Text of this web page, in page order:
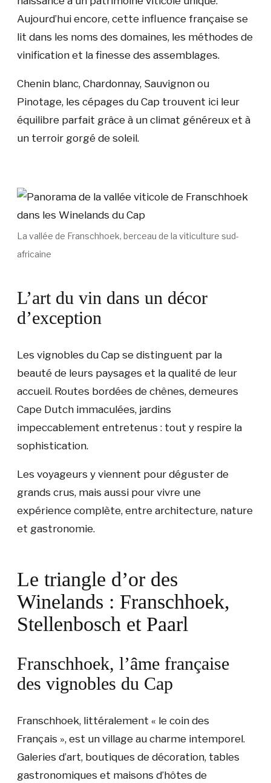
Aujourd’hui encore, cette influence française se
lit dans les noms des domaines, les méthodes de
vinification et la finesse des assemblages.
Chenin blanc, Chardonnay, Sauvignon ou
Pinotage, les cépages du Cap trouvent ici leur
équilibre parfait grâce à un climat généreux et à
un terroir gorgé de soleil.
La vallée de Franschhoek, berceau de la viticulture sud-
africaine
L’art du vin dans un décor
d’exception
Les vignobles du Cap se distinguent par la
beauté de leurs paysages et la qualité de leur
accueil. Routes bordées de chênes, demeures
Cape Dutch immaculées, jardins
impeccablement entretenus : tout y respire la
sophistication.
Les voyageurs y viennent pour déguster de
grands crus, mais aussi pour vivre une
expérience complète, entre architecture, nature
et gastronomie.
Le triangle d’or des
Winelands : Franschhoek,
Stellenbosch et Paarl
Franschhoek, l’âme française
des vignobles du Cap
Franschhoek, littéralement « le coin des
Français », est un village au charme intemporel.
Galeries d’art, boutiques de décoration, tables
gastronomiques et maisons d’hôtes de